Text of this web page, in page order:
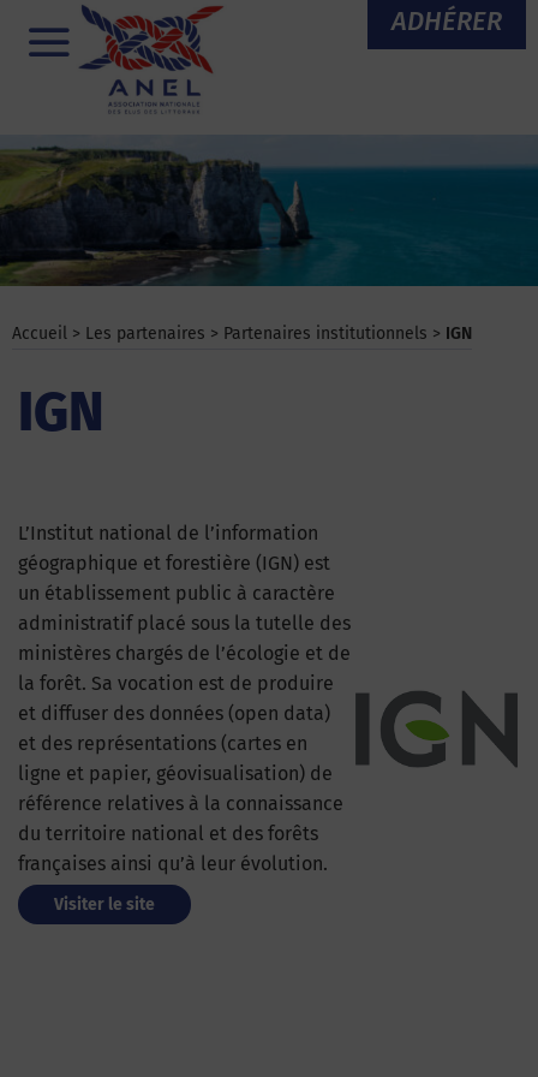
ADHÉRER
Menu
Accueil > Les partenaires > Partenaires institutionnels > IGN
IGN
L’Institut national de l’information
géographique et forestière (IGN) est
un établissement public à caractère
administratif placé sous la tutelle des
ministères chargés de l’écologie et de
la forêt. Sa vocation est de produire
et diffuser des données (open data)
et des représentations (cartes en
ligne et papier, géovisualisation) de
référence relatives à la connaissance
du territoire national et des forêts
françaises ainsi qu’à leur évolution.
Visiter le site